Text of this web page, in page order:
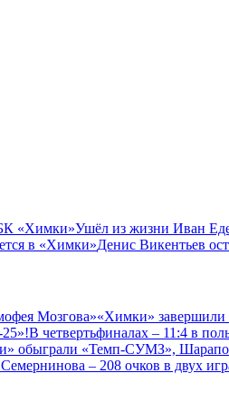
«Химки»Ушёл из жизни Иван
в «Химки»Денис Викентьев
Мозгова»«Химки» завершили
В четвертьфиналах – 11:4 в
обыграли «Темп-СУМЗ»,
– 208 очков в двух